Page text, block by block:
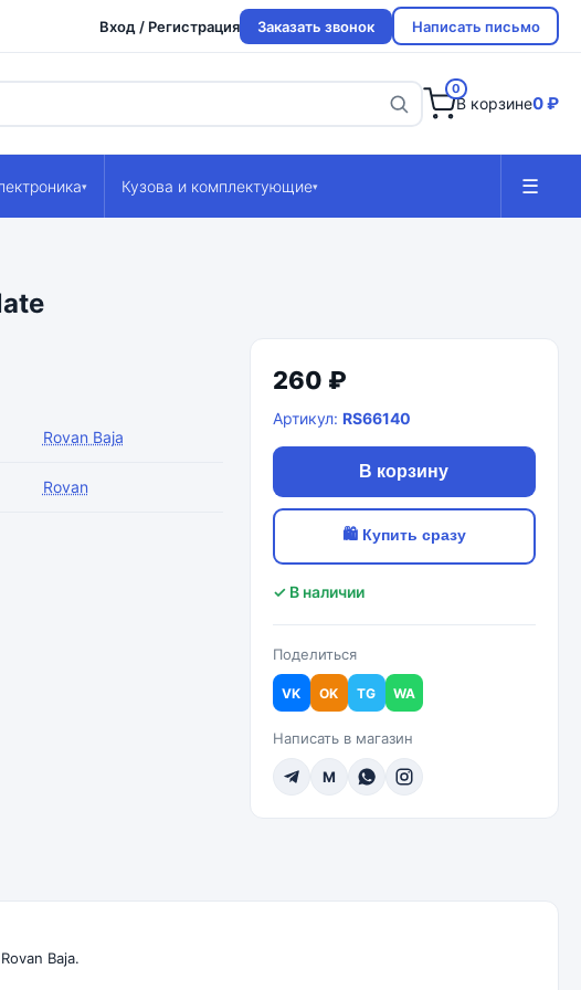
Вход / Регистрация Заказать звонок Написать письмо
0
В корзине0 ₽
▾ Кузова и комплектующие▾ ☰
Rovan Baja
Rovan
260 ₽
Артикул: RS66140
В корзину
🛍 Купить сразу
✓ В наличии
Поделиться
VK OK TG WA
Написать в магазин
M
Baja.